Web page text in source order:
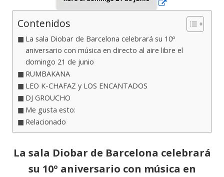
Contenidos
La sala Diobar de Barcelona celebrará su 10º
aniversario con música en directo al aire libre el
domingo 21 de junio
RUMBAKANA
LEO K-CHAFAZ y LOS ENCANTADOS
DJ GROUCHO
Me gusta esto:
Relacionado
La sala Diobar de Barcelona celebrará
su 10º aniversario con música en